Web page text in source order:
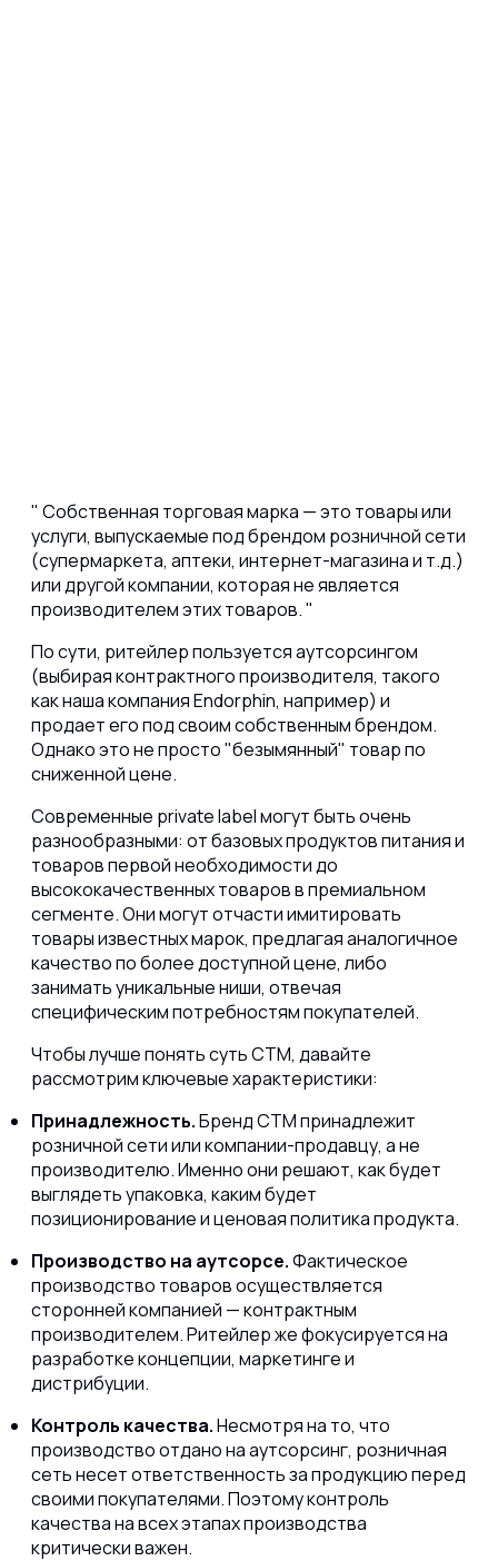
Собственная торговая марка — это товары или
услуги, выпускаемые под брендом розничной сети
(супермаркета, аптеки, интернет-магазина и т.д.)
или другой компании, которая не является
производителем этих товаров.
По сути, ритейлер пользуется аутсорсингом
(выбирая контрактного производителя, такого
как наша компания Endorphin, например) и
продает его под своим собственным брендом.
Однако это не просто "безымянный" товар по
сниженной цене.
Современные private label могут быть очень
разнообразными: от базовых продуктов питания и
товаров первой необходимости до
высококачественных товаров в премиальном
сегменте. Они могут отчасти имитировать
товары известных марок, предлагая аналогичное
качество по более доступной цене, либо
занимать уникальные ниши, отвечая
специфическим потребностям покупателей.
Чтобы лучше понять суть СТМ, давайте
рассмотрим ключевые характеристики:
Принадлежность.Бренд СТМ принадлежит
розничной сети или компании-продавцу, а не
производителю. Именно они решают, как будет
выглядеть упаковка, каким будет
позиционирование и ценовая политика продукта.
Производство на аутсорсе.Фактическое
производство товаров осуществляется
сторонней компанией — контрактным
производителем. Ритейлер же фокусируется на
разработке концепции, маркетинге и
дистрибуции.
Контроль качества.Несмотря на то, что
производство отдано на аутсорсинг, розничная
сеть несет ответственность за продукцию перед
своими покупателями. Поэтому контроль
качества на всех этапах производства
критически важен.